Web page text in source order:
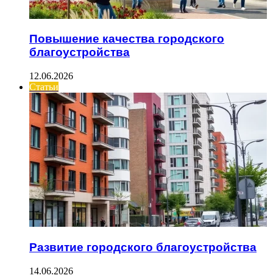
Повышение качества городского
благоустройства
12.06.2026
Статьи
Развитие городского благоустройства
14.06.2026